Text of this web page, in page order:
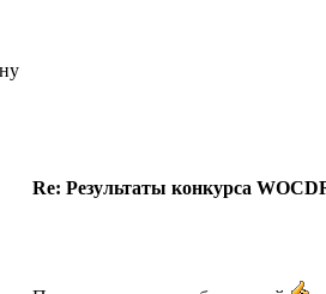
Re: Результаты конкурса